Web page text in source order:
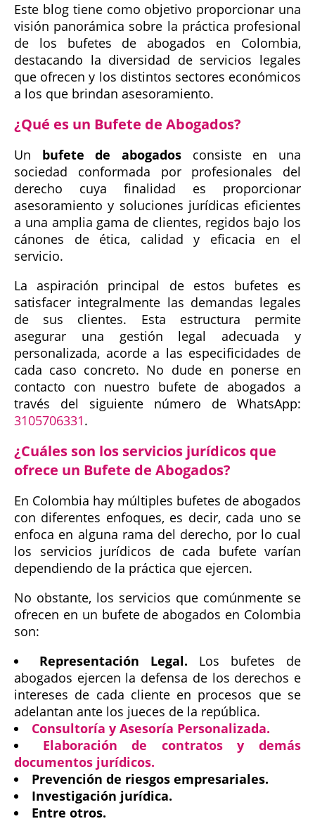
Este blog tiene como objetivo proporcionar una
visión panorámica sobre la práctica profesional
de los bufetes de abogados en Colombia,
destacando la diversidad de servicios legales
que ofrecen y los distintos sectores económicos
a los que brindan asesoramiento.
¿Qué es un Bufete de Abogados?
Un bufete de abogados consiste en una
sociedad conformada por profesionales del
derecho cuya finalidad es proporcionar
asesoramiento y soluciones jurídicas eficientes
a una amplia gama de clientes, regidos bajo los
cánones de ética, calidad y eficacia en el
servicio.
La aspiración principal de estos bufetes es
satisfacer integralmente las demandas legales
de sus clientes. Esta estructura permite
asegurar una gestión legal adecuada y
personalizada, acorde a las especificidades de
cada caso concreto. No dude en ponerse en
contacto con nuestro bufete de abogados a
través del siguiente número de WhatsApp:
3105706331.
¿Cuáles son los servicios jurídicos que
ofrece un Bufete de Abogados?
En Colombia hay múltiples bufetes de abogados
con diferentes enfoques, es decir, cada uno se
enfoca en alguna rama del derecho, por lo cual
los servicios jurídicos de cada bufete varían
dependiendo de la práctica que ejercen.
No obstante, los servicios que comúnmente se
ofrecen en un bufete de abogados en Colombia
son:
Representación Legal. Los bufetes de
abogados ejercen la defensa de los derechos e
intereses de cada cliente en procesos que se
adelantan ante los jueces de la república.
Consultoría y Asesoría Personalizada.
Elaboración de contratos y demás
documentos jurídicos.
Prevención de riesgos empresariales.
Investigación jurídica.
Entre otros.